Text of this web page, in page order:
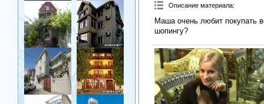
Описание материала:
Маша очень любит покупать
шопингу?